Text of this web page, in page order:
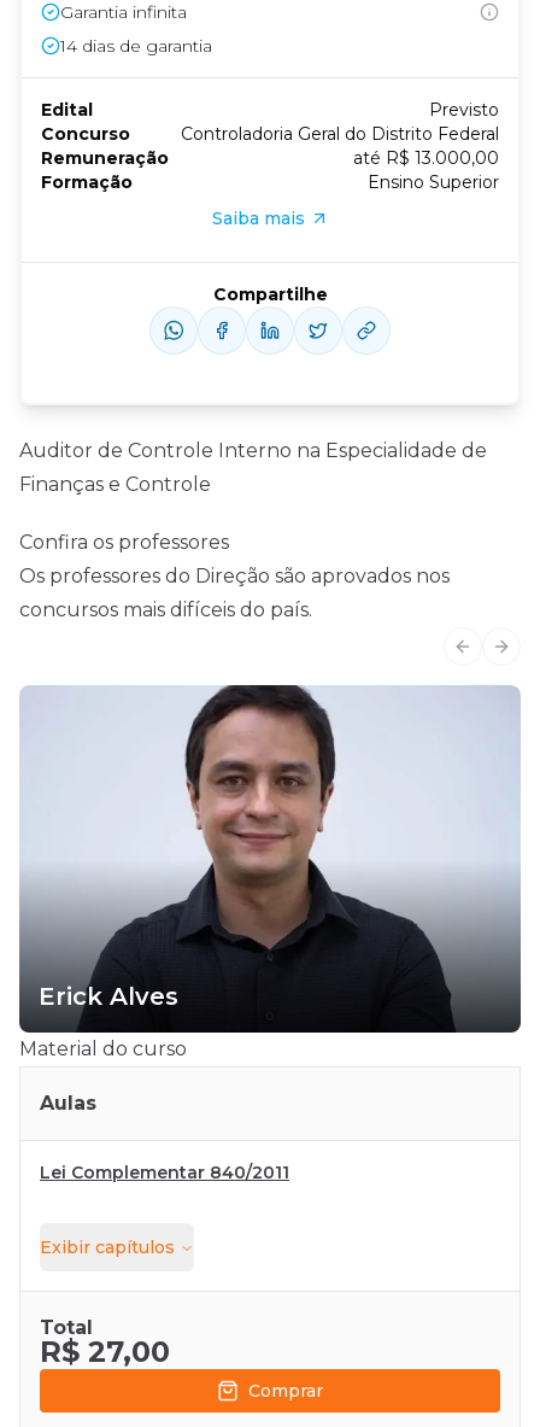
Auditor de Controle Interno na Especialidade de
Finanças e Controle
Confira os professores
Os professores do Direção são aprovados nos
concursos mais difíceis do país.
Erick Alves
Material do curso
Aulas
Lei Complementar 840/2011
Exibir capítulos
Total
R$ 27,00
Comprar
Garantia infinita
14 dias de garantia
Edital
Previsto
Concurso
Controladoria Geral do Distrito Federal
Remuneração
até R$ 13.000,00
Formação
Ensino Superior
Saiba mais
Compartilhe